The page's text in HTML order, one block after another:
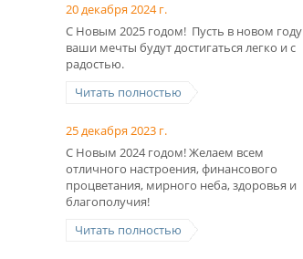
20 декабря 2024 г.
С Новым 2025 годом! Пусть в новом году
ваши мечты будут достигаться легко и с
радостью.
Читать полностью
25 декабря 2023 г.
С Новым 2024 годом! Желаем всем
отличного настроения, финансового
процветания, мирного неба, здоровья и
благополучия!
Читать полностью